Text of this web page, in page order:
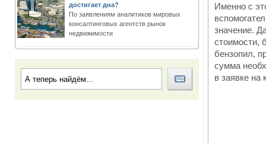
достигает дна?
По заявлениям аналитиков мировых
консалтинговых агентств рынок
недвижимости
Именно с
значение.
стоимости,
бензопил,
сумма
в заявке на